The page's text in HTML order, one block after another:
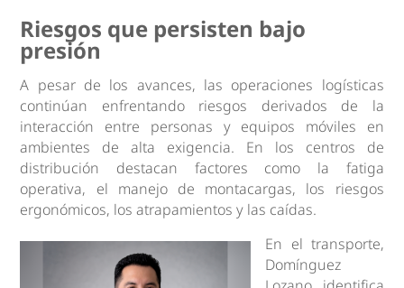
Riesgos que persisten bajo
presión
A pesar de los avances, las operaciones logísticas
continúan enfrentando riesgos derivados de la
interacción entre personas y equipos móviles en
ambientes de alta exigencia. En los centros de
distribución destacan factores como la fatiga
operativa, el manejo de montacargas, los riesgos
ergonómicos, los atrapamientos y las caídas.
En el transporte,
Domínguez